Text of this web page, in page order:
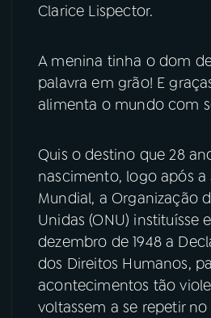
Clarice Lispector.
A menina tinha o dom
palavra em grão! E
alimenta o mundo com
Quis o destino que 28
nascimento, logo após a
Mundial, a Organização
Unidas (ONU) instituísse
dezembro de 1948 a
dos Direitos Humanos,
acontecimentos tão
voltassem a se repetir